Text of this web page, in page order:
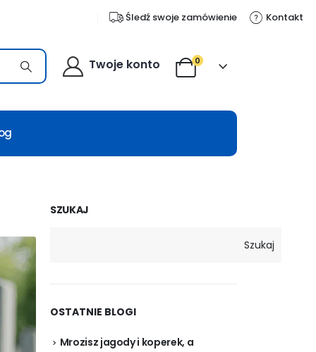
Śledź swoje zamówienie Kontakt
Twoje konto 0
SZUKAJ
Szukaj
OSTATNIE BLOGI
Mrozisz jagody i koperek, a